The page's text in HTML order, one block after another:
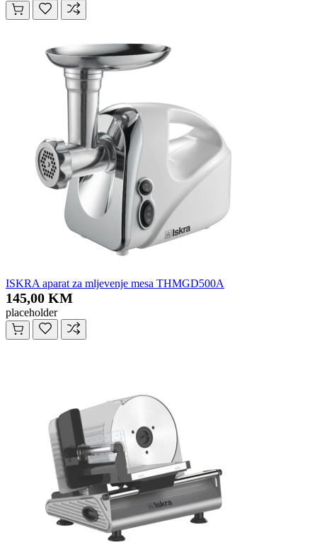
ISKRA aparat za mljevenje mesa THMGD500A
145,00 KM
placeholder